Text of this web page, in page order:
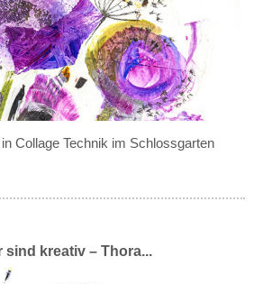
Collage Technik im Schlossgarten
sind kreativ – Thora...